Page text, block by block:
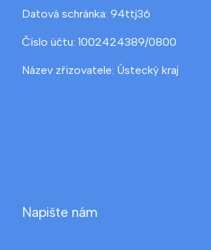
Datová schránka: 94ttj36
Číslo účtu: 1002424389/0800
Název zřizovatele: Ústecký kraj
Napište nám